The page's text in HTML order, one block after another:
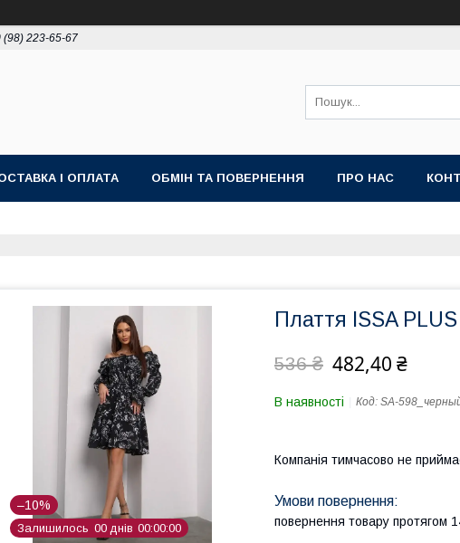
(98) 223-65-67
І ОПЛАТА ОБМІН ТА ПОВЕРНЕННЯ ПРО НАС
–10%
Залишилось 00 днів 00 00 00
Плаття ISSA
536 ₴ 482,40 ₴
В наявності Код: SA-
Компанія тимчасово не
повернення товару протягом